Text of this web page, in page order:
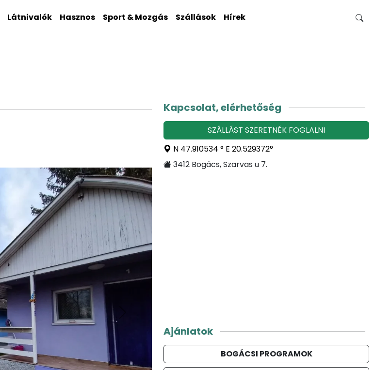
Látnivalók Hasznos Sport & Mozgás Szállások Hírek
Kapcsolat, elérhetőség
SZÁLLÁST SZERETNÉK FOGLALNI
N 47.910534 ° E 20.529372°
3412 Bogács, Szarvas u 7.
Ajánlatok
BOGÁCSI PROGRAMOK